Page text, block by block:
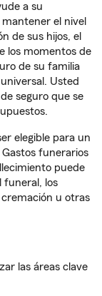
a su
el nivel
de sus hijos, el
los momentos de
de su familia
Usted
seguro que se
elegible para un
funerarios
puede
funeral, los
u otras
las áreas clave